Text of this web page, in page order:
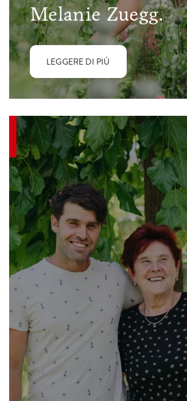
Melanie Zuegg.
LEGGERE DI PIÚ